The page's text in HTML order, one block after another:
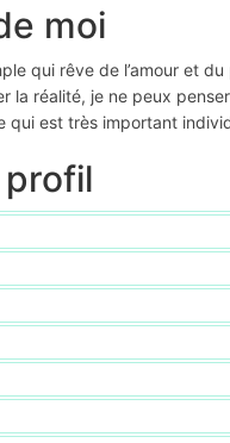
moi
qui rêve de l’amour et
la réalité, je ne peux
qui est très important